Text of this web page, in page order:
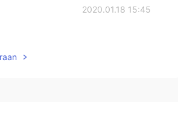
2020.01.18 15:45